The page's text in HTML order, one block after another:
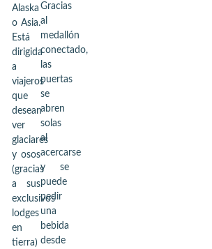
Alaska
o Asia.
Está
dirigida
a
viajeros
que
desean
ver
glaciares
y osos
(gracias
a sus
exclusivos
lodges
en
tierra)
Gracias
al
medallón
conectado,
las
puertas
se
abren
solas
al
acercarse
y se
puede
pedir
una
bebida
desde